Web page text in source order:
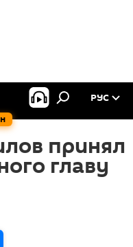
РУС
принял
главу